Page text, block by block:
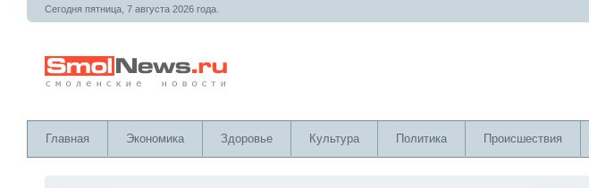
Сегодня пятница, 7 августа 2026 года.
Главная Экономика Здоровье Культура Политика Происшествия